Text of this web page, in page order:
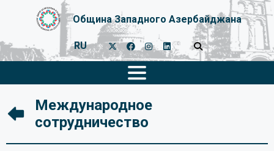
Община Западного Азербайджана
RU
Международное
сотрудничество